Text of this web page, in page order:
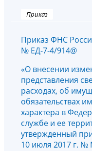
Приказ
Приказ ФНС
№ ЕД-7-4/914@
«О внесении
представления
расходах, об
обязательствах
характера в
службе и ее
утвержденный
10 июля 2017 г. №